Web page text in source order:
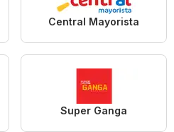
Central Mayorista
Super Ganga